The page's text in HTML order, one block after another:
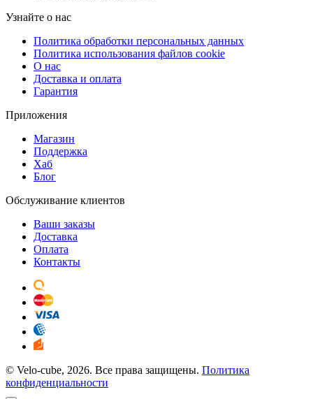
Узнайте о нас
Политика обработки персональных данных
Политика использования файлов cookie
О нас
Доставка и оплата
Гарантия
Приложения
Магазин
Поддержка
Хаб
Блог
Обслуживание клиентов
Ваши заказы
Доставка
Оплата
Контакты
© Velo-cube, 2026. Все права защищены. Политика
конфиденциальности